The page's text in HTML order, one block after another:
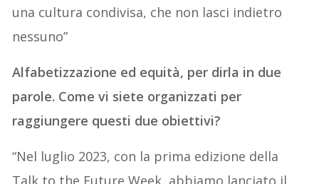
una cultura condivisa, che non lasci indietro
nessuno”
Alfabetizzazione ed equità, per dirla in due
parole. Come vi siete organizzati per
raggiungere questi due obiettivi?
“Nel luglio 2023, con la prima edizione della
Talk to the Future Week, abbiamo lanciato il